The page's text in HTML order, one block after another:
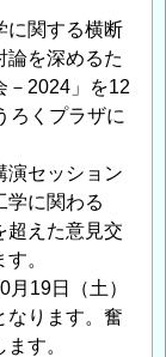
に関する横断
論を深めるた
－2024」を12
ろくプラザに
演セッション
学に関わる
超えた意見交
。
19日（土）
なります。奮
す。